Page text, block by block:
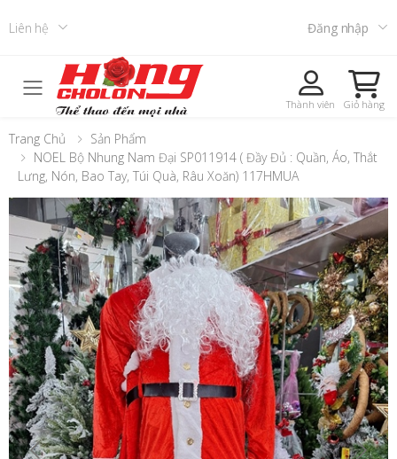
Liên hệ Đăng nhập
Toggle mobile menu Thành viên Giỏ hàng
Trang Chủ
Sản Phẩm
NOEL Bộ Nhung Nam Đại SP011914 ( Đầy Đủ : Quần, Áo, Thắt
Lưng, Nón, Bao Tay, Túi Quà, Râu Xoăn) 117HMUA